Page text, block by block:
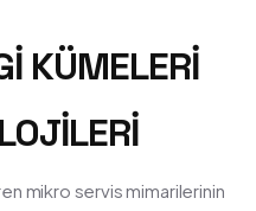
KÜMELERI
mikro servis mimarilerinin